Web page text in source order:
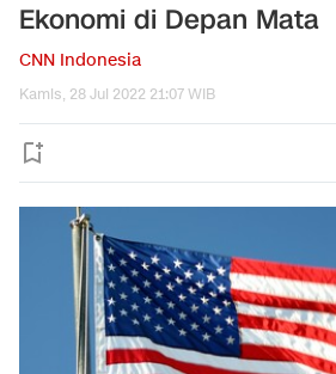
Ekonomi di Depan Mata
CNN Indonesia
Kamis, 28 Jul 2022 21:07 WIB